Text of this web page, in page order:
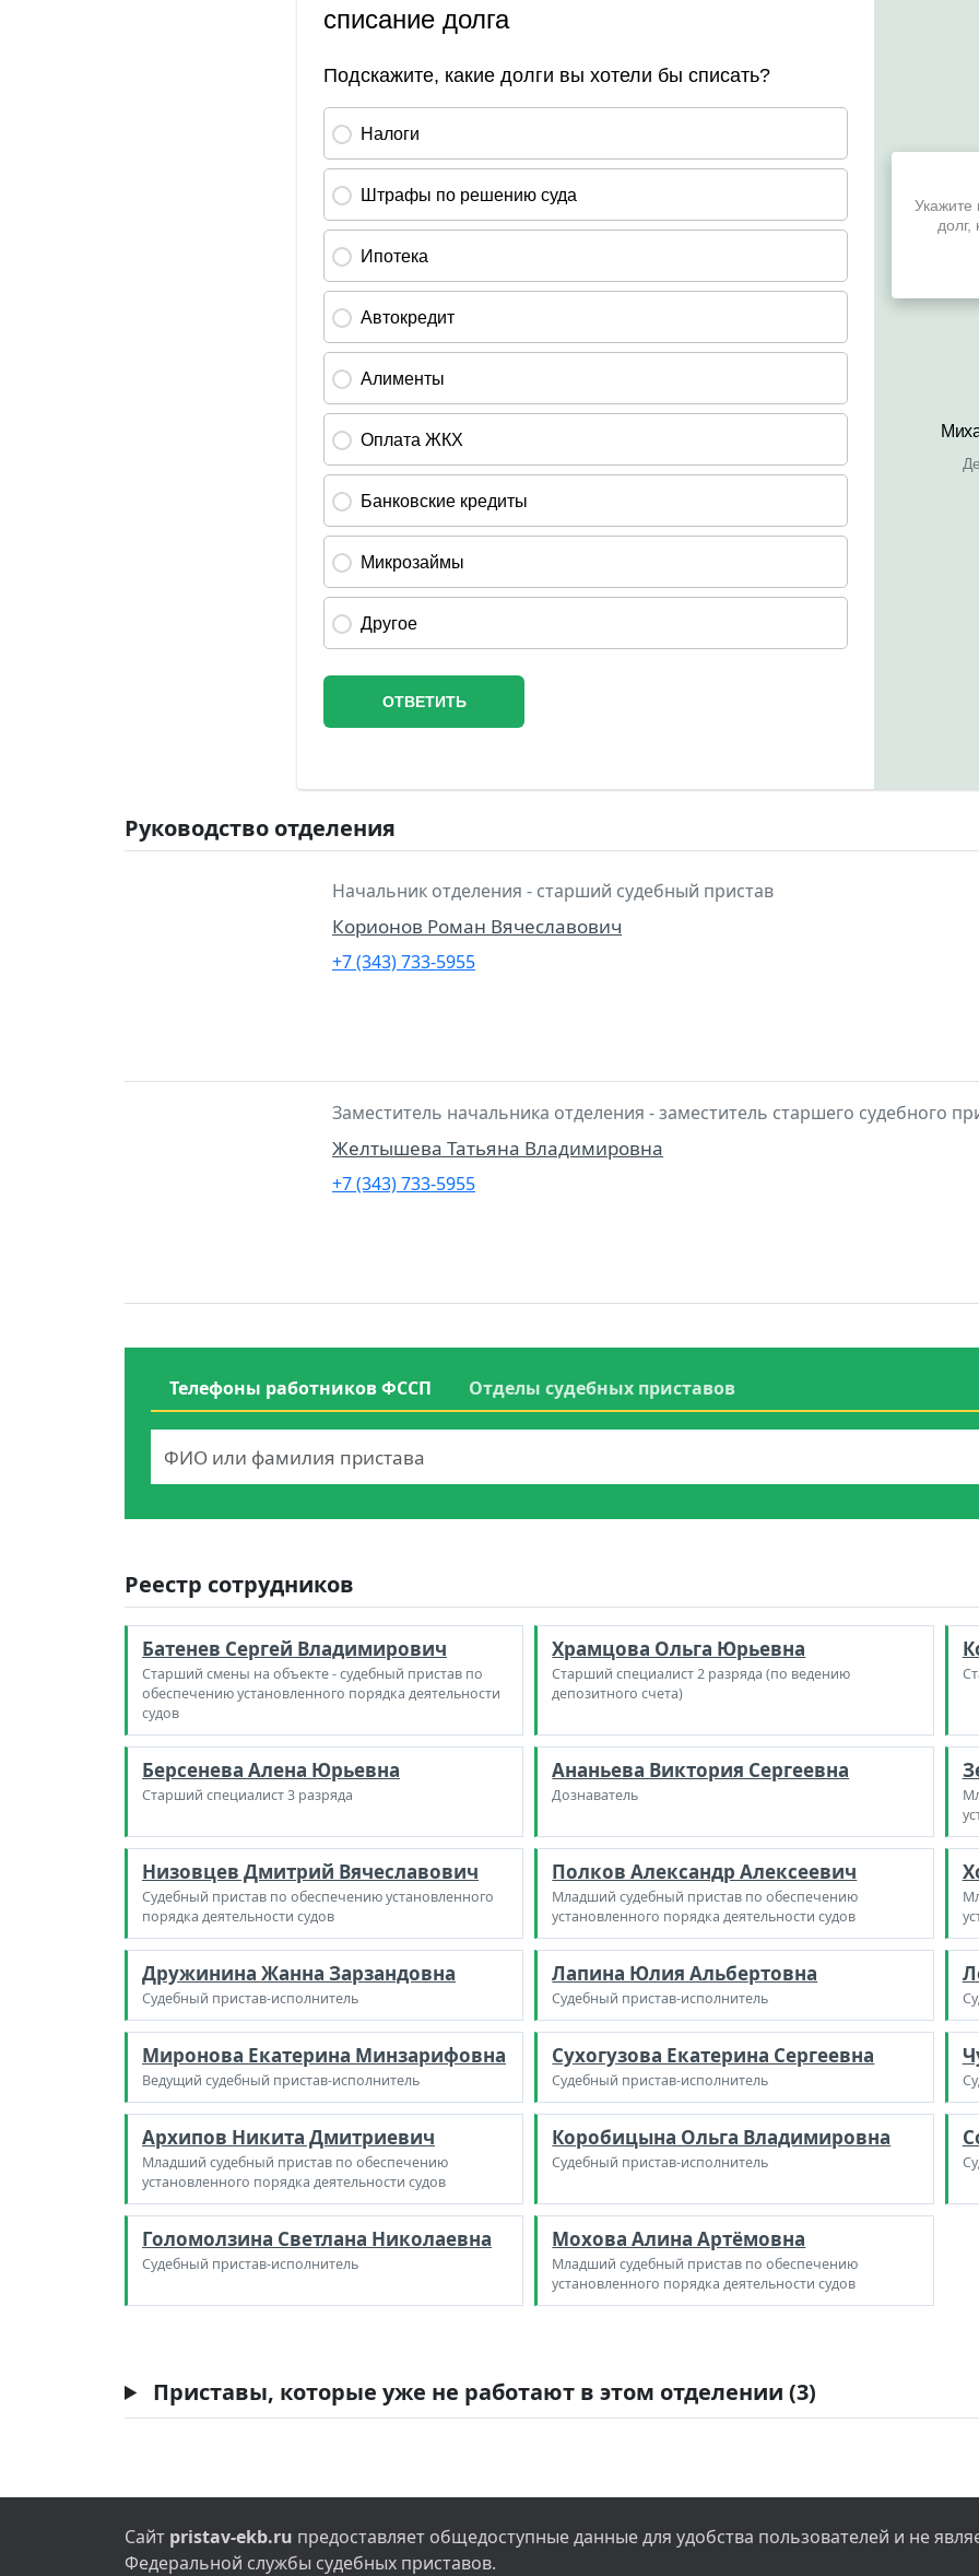
Руководство отделения
Начальник отделения - старший судебный пристав
Корионов Роман Вячеславович
+7 (343) 733-5955
Заместитель начальника отделения - заместитель старшего судебного
Желтышева Татьяна Владимировна
+7 (343) 733-5955
Телефоны работников ФССП Отделы судебных приставов
Реестр сотрудников
Батенев Сергей Владимирович
Старший смены на объекте - судебный пристав по
обеспечению установленного порядка деятельности
судов
Храмцова Ольга Юрьевна
Старший специалист 2 разряда (по ведению
депозитного счета)
Берсенева Алена Юрьевна
Старший специалист 3 разряда
Ананьева Виктория Сергеевна
Дознаватель
Низовцев Дмитрий Вячеславович
Судебный пристав по обеспечению установленного
порядка деятельности судов
Полков Александр Алексеевич
Младший судебный пристав по обеспечению
установленного порядка деятельности судов
Дружинина Жанна Зарзандовна
Судебный пристав-исполнитель
Лапина Юлия Альбертовна
Судебный пристав-исполнитель
Миронова Екатерина Минзарифовна
Ведущий судебный пристав-исполнитель
Сухогузова Екатерина Сергеевна
Судебный пристав-исполнитель
Архипов Никита Дмитриевич
Младший судебный пристав по обеспечению
установленного порядка деятельности судов
Коробицына Ольга Владимировна
Судебный пристав-исполнитель
Голомолзина Светлана Николаевна
Судебный пристав-исполнитель
Мохова Алина Артёмовна
Младший судебный пристав по обеспечению
установленного порядка деятельности судов
Приставы, которые уже не работают в этом отделении (3)
Сайт pristav-ekb.ru предоставляет общедоступные данные для удобства пользователей и не
Федеральной службы судебных приставов.